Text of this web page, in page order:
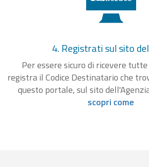
4. Registrati sul sito
Per essere sicuro di ricevere
registra il Codice Destinatario che
questo portale, sul sito
scopri come